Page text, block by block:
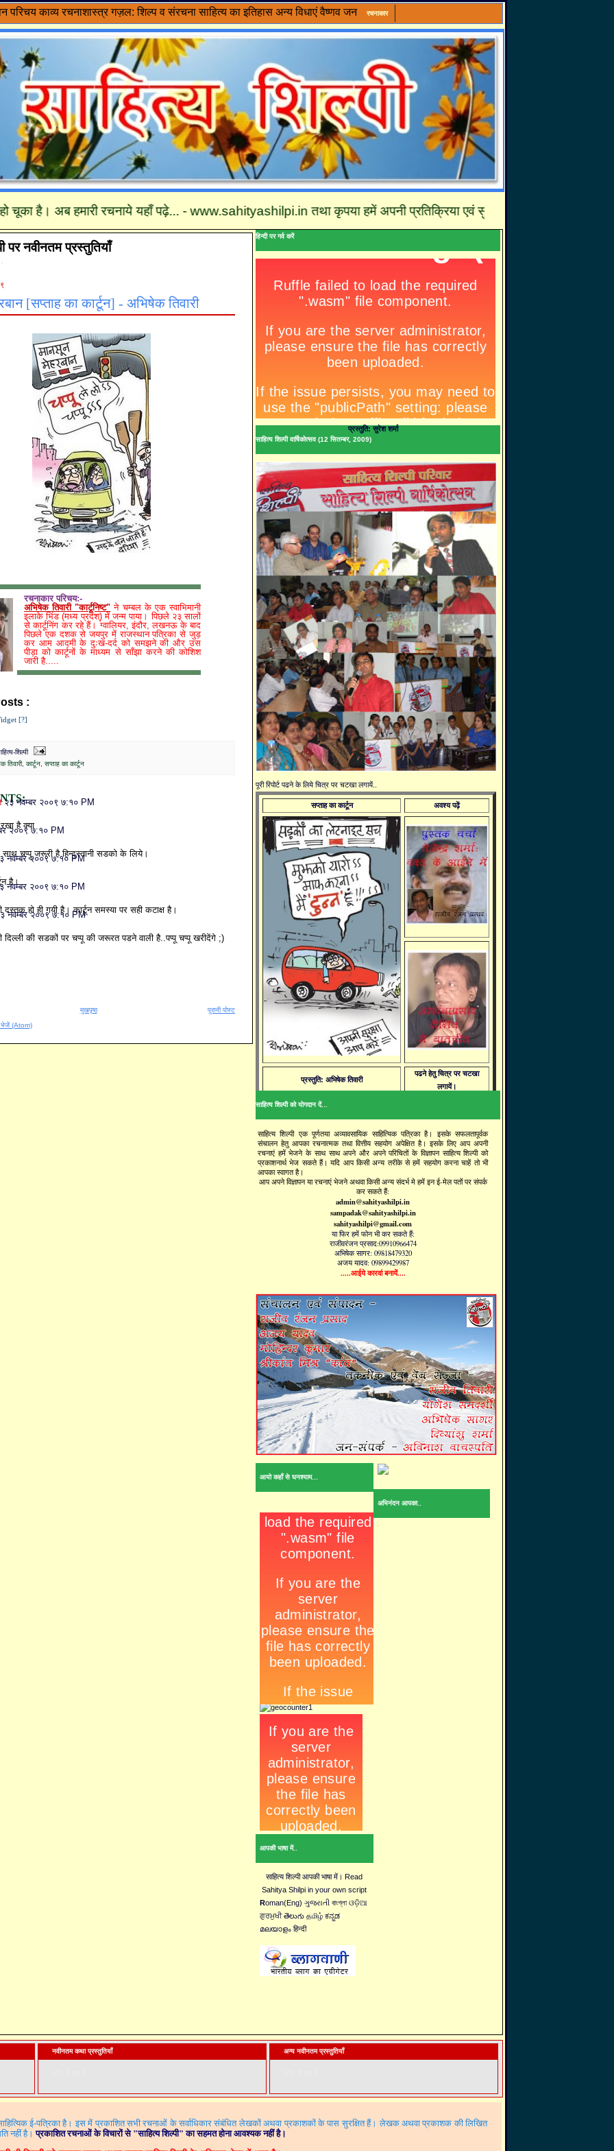
परिचय काव्य रचनाशास्त्र गज़ल: शिल्प व संरचना साहित्य का इतिहास अन्य विधाएं वैष्णव जन रचनाकार
चूका है। अब हमारी रचनाये यहाँ पढ़े... - www.sahityashilpi.in तथा कृपया हमें अपनी प्रतिक्रिया एवं सुझावों से अवश्य अवगत करायें
पर नवीनतम प्रस्तुतियाँ
[सप्ताह का कार्टून] - अभिषेक तिवारी
रचनाकार परिचय:-
अभिषेक तिवारी "कार्टूनिष्ट" ने चम्बल के एक स्वाभिमानी
इलाके भिंड (मध्य प्रदेश्) में जन्म पाया। पिछले २३ सालों
से कार्टूनिंग कर रहे हैं। ग्वालियर, इंदौर, लखनऊ के बाद
पिछले एक दशक से जयपुर में राजस्थान पत्रिका से जुड़
कर आम आदमी के दुःख-दर्द को समझने की और उस
पीड़ा को कार्टूनों के माध्यम से साँझा करने की कोशिश
जारी है.....
:
[?]
शिल्पी
तिवारी, कार्टून सप्ताह का कार्टून
२३ नवम्बर २००९ ७:१० PM
है क्‍या
२००९ ७:१० PM
चप्पू जरूरी है हिन्दुस्तानी सडको के लिये।
नवम्बर २००९ ७:१० PM
है।
नवम्बर २००९ ७:१० PM
दस्तक हो ही गयी है। कार्टून समस्या पर सही कटाक्ष है।
नवम्बर २००९ ७:१० PM
दिल्ली की सडकों पर चप्पू की जरूरत पडने वाली है..पप्पू चप्पू खरीदेंगे ;)
पुरानी पोस्ट
मुखपृष्ठ
भेजें (Atom)
हिन्दी पर गर्व करें
प्रस्तुति: सुरेश शर्मा
साहित्य शिल्पी वार्षिकोत्सव (12 सितम्बर, 2009)
पूरी रिपोर्ट पढने के लिये चित्र पर चटखा लगायें..
सप्ताह का कार्टून अवश्य पढ़ें
प्रस्तुति: अभिषेक तिवारी
पढने हेतु चित्र पर चटखा
लगायें।
साहित्य शिल्पी को योगदान दें...
साहित्य शिल्पी एक पूर्णतया अव्यावसायिक साहित्यिक पत्रिका है। इसके सफलतापूर्वक
संचालन हेतु आपका रचनात्मक तथा वित्तीय सहयोग अपेक्षित है। इसके लिए आप अपनी
रचनाएं हमें भेजने के साथ साथ अपने और अपने परिचितों के विज्ञापन साहित्य शिल्पी को
प्रकाशनार्थ भेज सकते हैं। यदि आप किसी अन्य तरीके से हमें सहयोग करना चाहें तो भी
आपका स्वागत है।
आप अपने विज्ञापन या रचनाएं भेजने अथवा किसी अन्य संदर्भ मे हमें इन ई-मेल पतों पर संपर्क
कर सकते हैं:
admin@sahityashilpi.in
sampadak@sahityashilpi.in
sahityashilpi@gmail.com
या फिर हमें फोन भी कर सकते हैं:
राजीवरंजन प्रसाद:09910966474
अभिषेक सागर: 09818479320
अजय यादव: 09899429987
.....आईये कारवां बनायें....
आयो कहाँ से घनश्याम...
आपकी भाषा में..
साहित्य शिल्पी आपकी भाषा में। Read
Sahitya Shilpi in your own script
Roman(Eng) ગુજરાતી বাংগ্লা ଓଡ଼ିଆ
ਗੁਰਮੁਖੀ తెలుగు தமிழ் ಕನ್ನಡ
മലയാളം हिन्दी
अभिनंदन आपका..
नवीनतम कथा प्रस्तुतियाँ अन्य नवीनतम प्रस्तुतियाँ
ई-पत्रिका है। इस में प्रकाशित सभी रचनाओं के सर्वाधिकार संबंधित लेखकों अथवा प्रकाशकों के पास सुरक्षित हैं। लेखक अथवा प्रकाशक की लिखित
नहीं है। प्रकाशित रचनाओं के विचारों से "साहित्य शिल्पी" का सहमत होना आवश्यक नहीं है।